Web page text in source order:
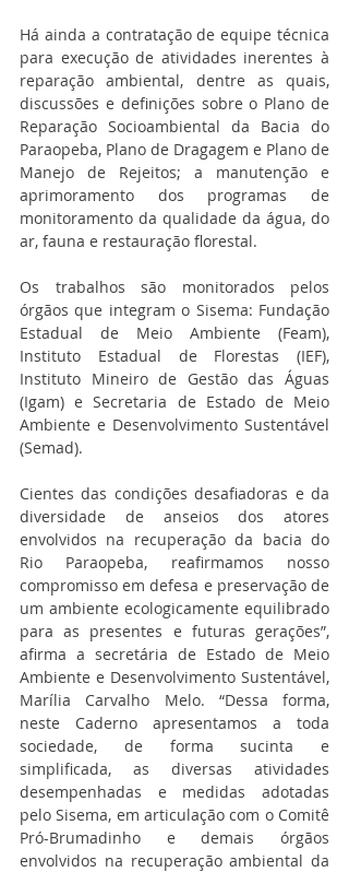
Há ainda a contratação de equipe técnica
para execução de atividades inerentes à
reparação ambiental, dentre as quais,
discussões e definições sobre o Plano de
Reparação Socioambiental da Bacia do
Paraopeba, Plano de Dragagem e Plano de
Manejo de Rejeitos; a manutenção e
aprimoramento dos programas de
monitoramento da qualidade da água, do
ar, fauna e restauração florestal.
Os trabalhos são monitorados pelos
órgãos que integram o Sisema: Fundação
Estadual de Meio Ambiente (Feam),
Instituto Estadual de Florestas (IEF),
Instituto Mineiro de Gestão das Águas
(Igam) e Secretaria de Estado de Meio
Ambiente e Desenvolvimento Sustentável
(Semad).
Cientes das condições desafiadoras e da
diversidade de anseios dos atores
envolvidos na recuperação da bacia do
Rio Paraopeba, reafirmamos nosso
compromisso em defesa e preservação de
um ambiente ecologicamente equilibrado
para as presentes e futuras gerações”,
afirma a secretária de Estado de Meio
Ambiente e Desenvolvimento Sustentável,
Marília Carvalho Melo. “Dessa forma,
neste Caderno apresentamos a toda
sociedade, de forma sucinta e
simplificada, as diversas atividades
desempenhadas e medidas adotadas
pelo Sisema, em articulação com o Comitê
Pró-Brumadinho e demais órgãos
envolvidos na recuperação ambiental da